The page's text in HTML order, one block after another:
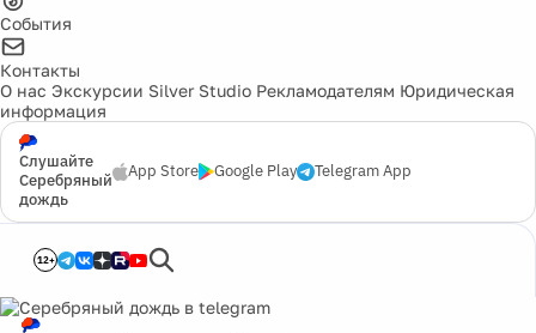
События
Контакты
О нас Экскурсии Silver Studio Рекламодателям Юридическая
информация
Слушайте
Серебряный
дождь
App Store Google Play Telegram App
12+